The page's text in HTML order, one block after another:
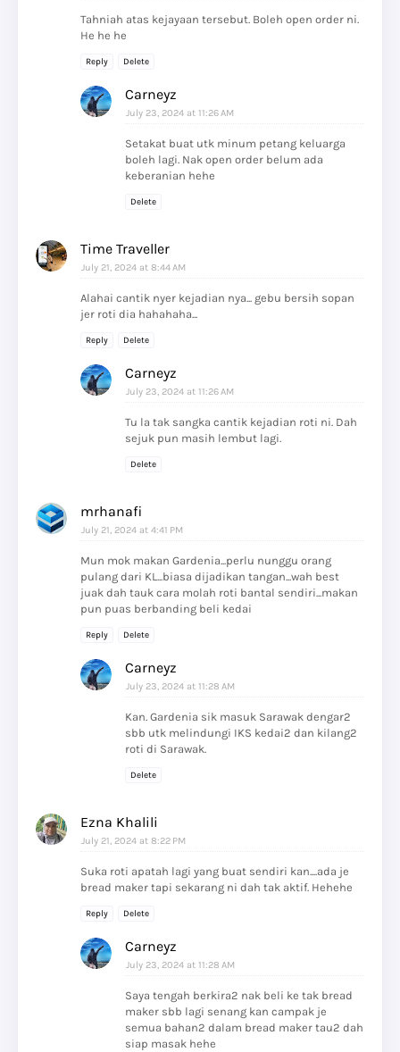
Tahniah atas kejayaan tersebut. Boleh open order ni.
He he he
Reply Delete
Carneyz
July 23, 2024 at 11:26 AM
Setakat buat utk minum petang keluarga
boleh lagi. Nak open order belum ada
keberanian hehe
Delete
Time Traveller
July 21, 2024 at 8:44 AM
Alahai cantik nyer kejadian nya... gebu bersih sopan
jer roti dia hahahaha...
Reply Delete
Carneyz
July 23, 2024 at 11:26 AM
Tu la tak sangka cantik kejadian roti ni. Dah
sejuk pun masih lembut lagi.
Delete
mrhanafi
July 21, 2024 at 4:41 PM
Mun mok makan Gardenia...perlu nunggu orang
pulang dari KL...biasa dijadikan tangan...wah best
juak dah tauk cara molah roti bantal sendiri...makan
pun puas berbanding beli kedai
Reply Delete
Carneyz
July 23, 2024 at 11:28 AM
Kan. Gardenia sik masuk Sarawak dengar2
sbb utk melindungi IKS kedai2 dan kilang2
roti di Sarawak.
Delete
Ezna Khalili
July 21, 2024 at 8:22 PM
Suka roti apatah lagi yang buat sendiri kan....ada je
bread maker tapi sekarang ni dah tak aktif. Hehehe
Reply Delete
Carneyz
July 23, 2024 at 11:28 AM
Saya tengah berkira2 nak beli ke tak bread
maker sbb lagi senang kan campak je
semua bahan2 dalam bread maker tau2 dah
siap masak hehe